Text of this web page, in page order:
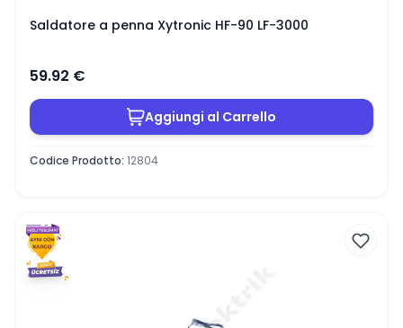
Saldatore a penna Xytronic HF-90 LF-3000
59.92 €
Aggiungi al Carrello
Codice Prodotto: 12804